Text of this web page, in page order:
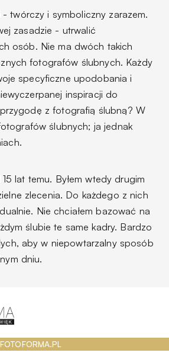
twórczy i symboliczny zarazem.
zasadzie - utrwalić
osób. Nie ma dwóch takich
fotografów ślubnych. Każdy
specyficzne upodobania i
inspiracji do
z fotografią ślubną? W
ślubnych; ja jednak
lat temu. Byłem wtedy drugim
zlecenia. Do każdego z nich
Nie chciałem bazować na
ślubie te same kadry. Bardzo
aby w niepowtarzalny sposób
dniu.